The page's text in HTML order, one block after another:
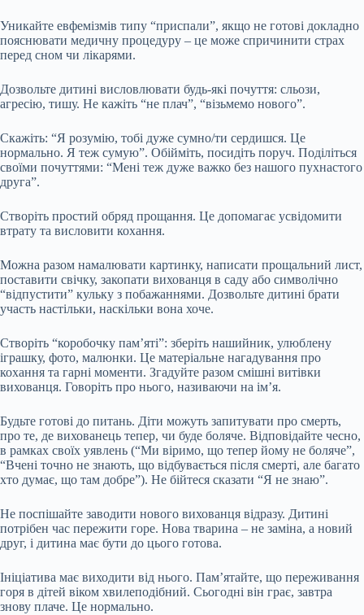
Уникайте евфемізмів типу “приспали”, якщо не готові докладно
пояснювати медичну процедуру – це може спричинити страх
перед сном чи лікарями.
Дозвольте дитині висловлювати будь-які почуття: сльози,
агресію, тишу. Не кажіть “не плач”, “візьмемо нового”.
Скажіть: “Я розумію, тобі дуже сумно/ти сердишся. Це
нормально. Я теж сумую”. Обійміть, посидіть поруч. Поділіться
своїми почуттями: “Мені теж дуже важко без нашого пухнастого
друга”.
Створіть простий обряд прощання. Це допомагає усвідомити
втрату та висловити кохання.
Можна разом намалювати картинку, написати прощальний лист,
поставити свічку, закопати вихованця в саду або символічно
“відпустити” кульку з побажаннями. Дозвольте дитині брати
участь настільки, наскільки вона хоче.
Створіть “коробочку пам’яті”: зберіть нашийник, улюблену
іграшку, фото, малюнки. Це матеріальне нагадування про
кохання та гарні моменти. Згадуйте разом смішні витівки
вихованця. Говоріть про нього, називаючи на ім’я.
Будьте готові до питань. Діти можуть запитувати про смерть,
про те, де вихованець тепер, чи буде боляче. Відповідайте чесно,
в рамках своїх уявлень (“Ми віримо, що тепер йому не боляче”,
“Вчені точно не знають, що відбувається після смерті, але багато
хто думає, що там добре”). Не бійтеся сказати “Я не знаю”.
Не поспішайте заводити нового вихованця відразу. Дитині
потрібен час пережити горе. Нова тварина – не заміна, а новий
друг, і дитина має бути до цього готова.
Ініціатива має виходити від нього. Пам’ятайте, що переживання
горя в дітей віком хвилеподібний. Сьогодні він грає, завтра
знову плаче. Це нормально.